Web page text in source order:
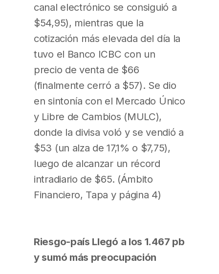
canal electrónico se consiguió a
$54,95), mientras que la
cotización más elevada del día la
tuvo el Banco ICBC con un
precio de venta de $66
(finalmente cerró a $57). Se dio
en sintonía con el Mercado Único
y Libre de Cambios (MULC),
donde la divisa voló y se vendió a
$53 (un alza de 17,1% o $7,75),
luego de alcanzar un récord
intradiario de $65. (Ámbito
Financiero, Tapa y página 4)
Riesgo-país Llegó a los 1.467 pb
y sumó más preocupación